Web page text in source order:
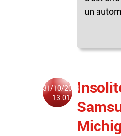
un
31/10/2019
13:01